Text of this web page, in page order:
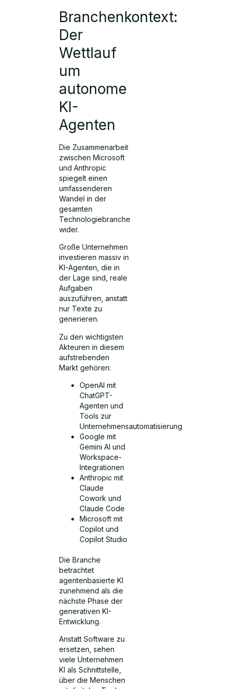
Branchenkontext:
Der
Wettlauf
um
autonome
KI-
Agenten
Die Zusammenarbeit
zwischen Microsoft
und Anthropic
spiegelt einen
umfassenderen
Wandel in der
gesamten
Technologiebranche
wider.
Große Unternehmen
investieren massiv in
KI-Agenten, die in
der Lage sind, reale
Aufgaben
auszuführen, anstatt
nur Texte zu
generieren.
Zu den wichtigsten
Akteuren in diesem
aufstrebenden
Markt gehören:
OpenAI mit
ChatGPT-
Agenten und
Tools zur
Unternehmensautomatisierung
Google mit
Gemini AI und
Workspace-
Integrationen
Anthropic mit
Claude
Cowork und
Claude Code
Microsoft mit
Copilot und
Copilot Studio
Die Branche
betrachtet
agentenbasierte KI
zunehmend als die
nächste Phase der
generativen KI-
Entwicklung.
Anstatt Software zu
ersetzen, sehen
viele Unternehmen
KI als Schnittstelle,
über die Menschen